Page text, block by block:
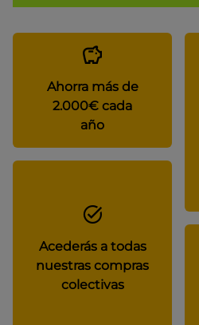
Ahorra más de
2.000€ cada
año
Acederás a todas
nuestras compras
colectivas